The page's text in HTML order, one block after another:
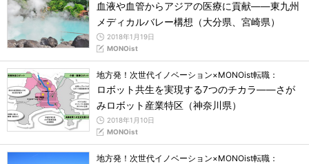
血液や血管からアジアの医療に貢献――東九州
メディカルバレー構想（大分県、宮崎県）
2018年1月19日
MONOist
地方発！次世代イノベーション×MONOist転職：
ロボット共生を実現する7つのチカラ――さが
みロボット産業特区（神奈川県）
2018年1月10日
MONOist
地方発！次世代イノベーション×MONOist転職：